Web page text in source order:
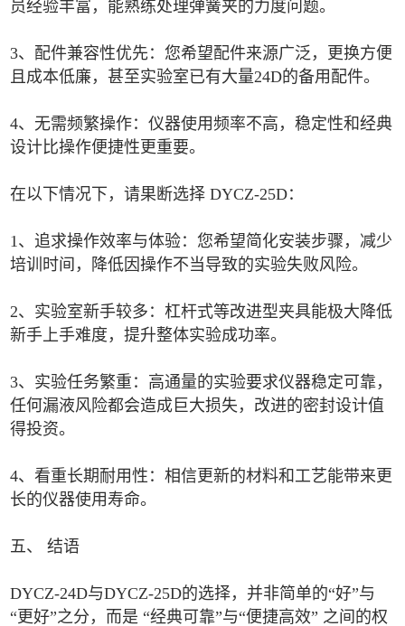
员经验丰富，能熟练处理弹簧夹的力度问题。
3、配件兼容性优先：您希望配件来源广泛，更换方便
且成本低廉，甚至实验室已有大量24D的备用配件。
4、无需频繁操作：仪器使用频率不高，稳定性和经典
设计比操作便捷性更重要。
在以下情况下，请果断选择 DYCZ-25D：
1、追求操作效率与体验：您希望简化安装步骤，减少
培训时间，降低因操作不当导致的实验失败风险。
2、实验室新手较多：杠杆式等改进型夹具能极大降低
新手上手难度，提升整体实验成功率。
3、实验任务繁重：高通量的实验要求仪器稳定可靠，
任何漏液风险都会造成巨大损失，改进的密封设计值
得投资。
4、看重长期耐用性：相信更新的材料和工艺能带来更
长的仪器使用寿命。
五、 结语
DYCZ-24D与DYCZ-25D的选择，并非简单的“好”与
“更好”之分，而是 “经典可靠”与“便捷高效” 之间的权